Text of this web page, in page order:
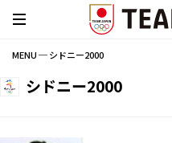
MENU ─ シドニー2000
シドニー2000